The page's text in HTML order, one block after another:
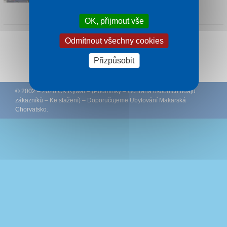
Sledujte CK Rywal na Facebooku
© 2002 – 2026 CK Rywal – (Podmínky–Ochrana osobních údajů
zákazníků – Ke stažení) – Doporučujeme Ubytování Makarská
Chorvatsko.
OK, přijmout vše
Odmítnout všechny cookies
Přizpůsobit